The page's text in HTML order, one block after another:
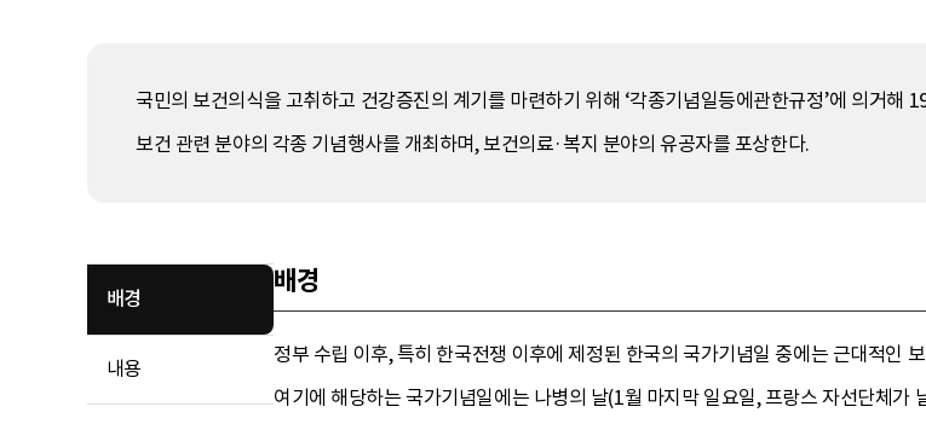
국민의 보건의식을 고취하고 건강증진의 계기를 마련하기 위해 ‘각종기념일등에관한규정’에 의거해
보건 관련 분야의 각종 기념행사를 개최하며, 보건의료·복지 분야의 유공자를 포상한다.
배경
내용
배경
정부 수립 이후, 특히 한국전쟁 이후에 제정된 한국의 국가기념일 중에는 근대적인
여기에 해당하는 국가기념일에는 나병의 날(1월 마지막 일요일, 프랑스 자선단체